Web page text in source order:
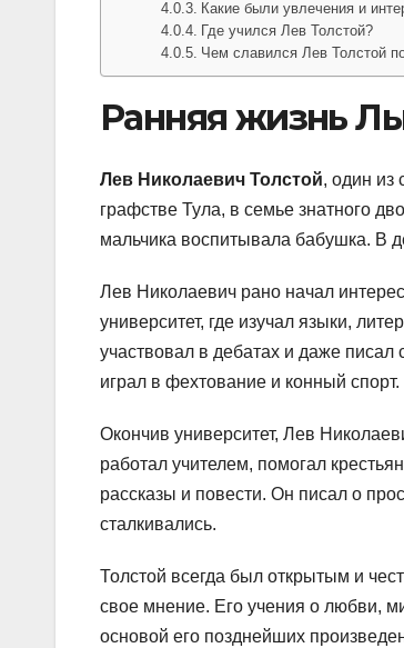
Какие были увлечения и
Где учился Лев Толстой?
Чем славился Лев Толстой
Ранняя жизнь
Лев Николаевич Толстой, один из
графстве Тула, в семье знатного
мальчика воспитывала бабушка. В
Лев Николаевич рано начал
университет, где изучал языки,
участвовал в дебатах и даже писал
играл в фехтование и конный спорт.
Окончив университет, Лев
работал учителем, помогал
рассказы и повести. Он писал о
сталкивались.
Толстой всегда был открытым и
свое мнение. Его учения о любви,
основой его позднейших